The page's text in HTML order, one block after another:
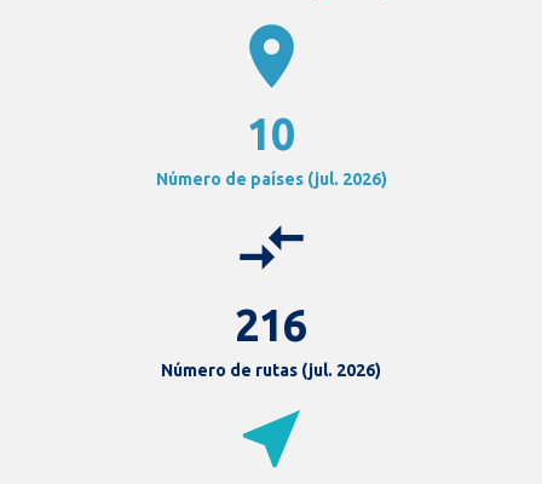
location_on
10
Número de países (jul. 2026)
compare_arrows
216
Número de rutas (jul. 2026)
near_me